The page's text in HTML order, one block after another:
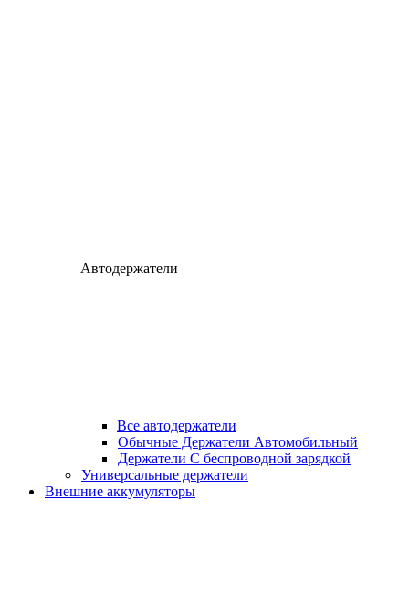
Автодержатели
Все автодержатели
Обычные Держатели Автомобильный
Держатели С беспроводной зарядкой
Универсальные держатели
Внешние аккумуляторы